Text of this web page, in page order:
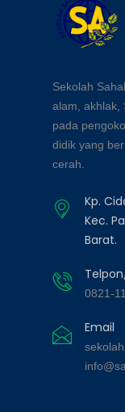
Sekolah
alam, akhlak,
pada
didik yang
cerah.
Kp.
Kec.
Barat.
0821-
Email